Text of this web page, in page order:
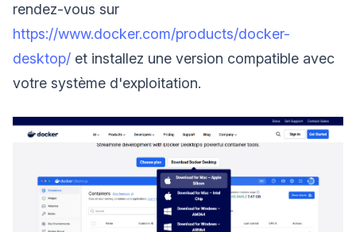
rendez-vous sur
https://www.docker.com/products/docker-
desktop/ et installez une version compatible avec
votre système d'exploitation.